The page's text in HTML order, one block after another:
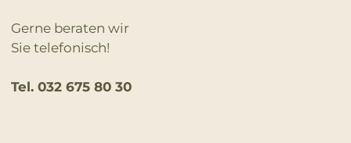
Gerne beraten wir
Sie telefonisch!
Tel. 032 675 80 30